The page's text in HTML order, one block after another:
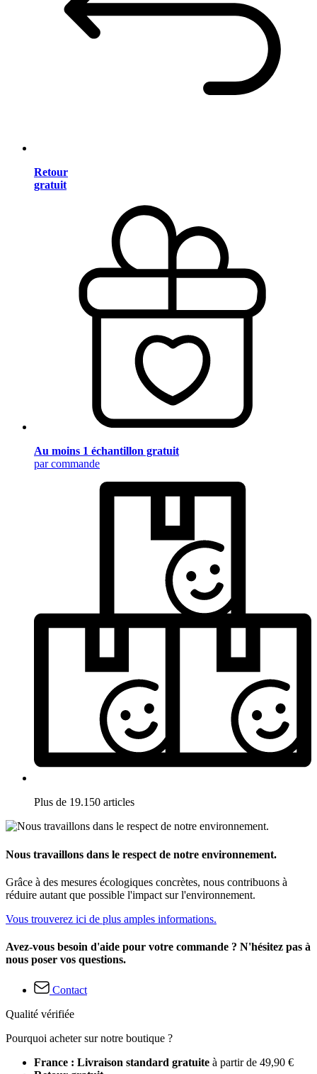
Retour
gratuit
Au moins 1 échantillon gratuit
par commande
Plus de 19.150 articles
Nous travaillons dans le respect de notre environnement.
Grâce à des mesures écologiques concrètes, nous contribuons à
réduire autant que possible l'impact sur l'environnement.
Vous trouverez ici de plus amples informations.
Avez-vous besoin d'aide pour votre commande ? N'hésitez pas à
nous poser vos questions.
Contact
Qualité vérifiée
Pourquoi acheter sur notre boutique ?
France : Livraison standard gratuite à partir de 49,90 €